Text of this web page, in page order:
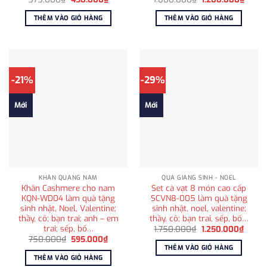
là:
575.000₫.
tại
THÊM VÀO GIỎ HÀNG là:
1.800.000₫.
THÊM VÀO GIỎ HÀNG
-21%
Mới
KHĂN QUÀNG NAM
Khăn Cashmere cho nam
KQN-WD04 làm quà tặng
sinh nhật, Noel, Valentine;
thầy, cô; bạn trai; anh – em
trai; sếp, bố…
750.000₫ Giá
là:
750.000₫.
595.000₫Giá
hiện
tại
595.000₫.
THÊM VÀO GIỎ HÀNG
-29%
Mới
QUÀ GIÁNG SINH - NOEL
Set cà vạt 8 món cao cấp
SCVN8-005 làm quà tặng
sinh nhật, noel, valentine;
thầy, cô; bạn trai, sếp, bố…
1.750.000₫ Giá
là:
1.750.000₫.
1.250.000₫Giá
hiện
THÊM VÀO GIỎ HÀNG